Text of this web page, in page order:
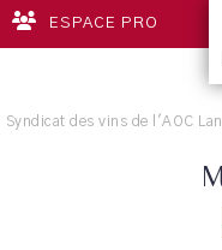
ESPACE PRO
Syndicat des vins de l'AOC